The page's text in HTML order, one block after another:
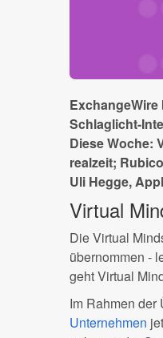
Schlaglicht-
Diese Woche:
realzeit;
Uli Hegge,
Virtual
Die Virtual
übernommen -
geht Virtual
Im Rahmen der
Unternehmen